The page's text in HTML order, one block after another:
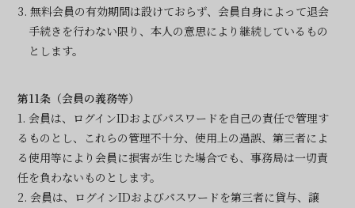
3. 無料会員の有効期間は設けておらず、会員自身によって退会
手続きを行わない限り、本人の意思により継続しているもの
とします。
第11条（会員の義務等）
1. 会員は、ログインIDおよびパスワードを自己の責任で管理す
るものとし、これらの管理不十分、使用上の過誤、第三者によ
る使用等により会員に損害が生じた場合でも、事務局は一切責
任を負わないものとします。
2. 会員は、ログインIDおよびパスワードを第三者に貸与、譲